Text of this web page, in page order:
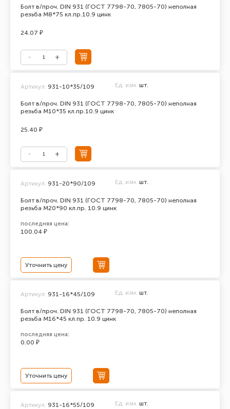
Болт в/проч. DIN 931 (ГОСТ 7798-70, 7805-70) неполная
резьба М8*75 кл.пр.10.9 цинк
24.07 ₽
Болт в/проч. DIN 931 (ГОСТ 7798-70, 7805-70) неполная
резьба М10*35 кл.пр.10.9 цинк
Артикул: 931-10*35/109 Ед. изм. шт.
25.40 ₽
Болт в/проч. DIN 931 (ГОСТ 7798-70, 7805-70) неполная
резьба М20*90 кл.пр. 10.9 цинк
Артикул: 931-20*90/109 Ед. изм. шт.
последняя цена:
100.04 ₽
Уточнить цену
Болт в/проч. DIN 931 (ГОСТ 7798-70, 7805-70) неполная
резьба М16*45 кл.пр. 10.9 цинк
Артикул: 931-16*45/109 Ед. изм. шт.
последняя цена:
0.00 ₽
Уточнить цену
Артикул: 931-16*55/109 Ед. изм. шт.